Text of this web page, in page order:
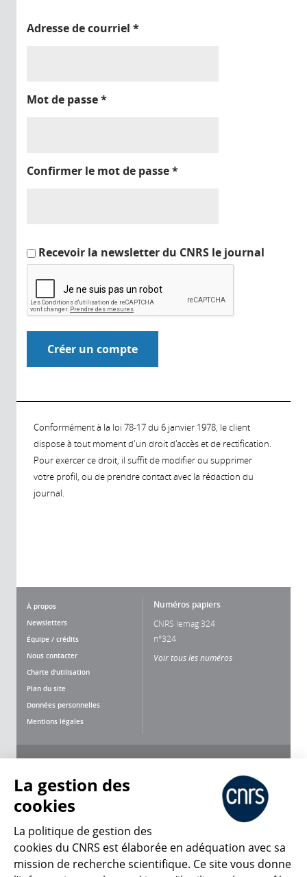
Adresse de courriel *
Mot de passe*
Confirmer le mot de passe*
Recevoir la newsletter du CNRS le journal
Conformément à la loi 78-17 du 6 janvier 1978, le client
dispose à tout moment d'un droit d'accès et de rectification.
Pour exercer ce droit, il suffit de modifier ou supprimer
votre profil, ou de prendre contact avec la rédaction du
journal.
À propos
Newsletters
Équipe / crédits
Nous contacter
Charte d'utilisation
Plan du site
Données personnelles
Mentions légales
Numéros papiers
CNRS lemag 324
n°324
Voir tous les numéros
CNRS Le Mag
La gestion des
cookies
La politique de gestion des
cookies du CNRS est élaborée en adéquation avec sa
mission de recherche scientifique. Ce site vous donne